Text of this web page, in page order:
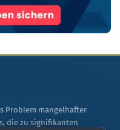
Problem mangelhafter
die zu signifikanten